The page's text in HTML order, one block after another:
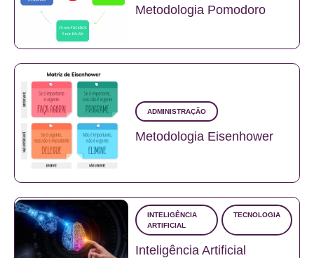
Metodologia Pomodoro
ADMINISTRAÇÃO
Metodologia Eisenhower
INTELIGÊNCIA
ARTIFICIAL
TECNOLOGIA
Inteligência Artificial